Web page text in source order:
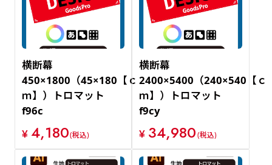
横断幕
450×1800（45×180【ｃ
ｍ】）トロマット
f96c
¥ 4,180(税込)
横断幕
2400×5400（240×540【ｃ
ｍ】）トロマット
f9cy
¥ 34,980(税込)